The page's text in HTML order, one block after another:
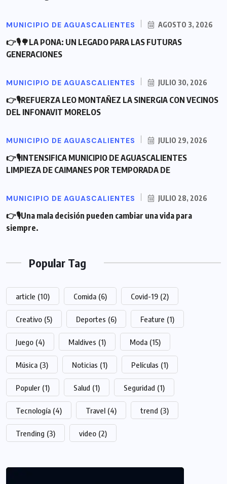
MUNICIPIO DE AGUASCALIENTES AGOSTO 3, 2026
👉🎙🌳LA PONA: UN LEGADO PARA LAS FUTURAS
GENERACIONES
MUNICIPIO DE AGUASCALIENTES JULIO 30, 2026
👉🎙REFUERZA LEO MONTAÑEZ LA SINERGIA CON VECINOS
DEL INFONAVIT MORELOS
MUNICIPIO DE AGUASCALIENTES JULIO 29, 2026
👉🎙INTENSIFICA MUNICIPIO DE AGUASCALIENTES
LIMPIEZA DE CAIMANES POR TEMPORADA DE
MUNICIPIO DE AGUASCALIENTES JULIO 28, 2026
👉🎙Una mala decisión pueden cambiar una vida para
siempre.
Popular Tag
article (10) Comida (6) Covid-19 (2)
Creativo (5) Deportes (6) Feature (1)
Juego (4) Maldives (1) Moda (15)
Música (3) Noticias (1) Películas (1)
Populer (1) Salud (1) Seguridad (1)
Tecnología (4) Travel (4) trend (3)
Trending (3) video (2)